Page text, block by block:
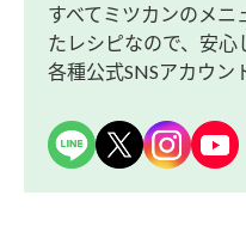
すべてミツカンのメ
たレシピなので、安心
各種公式SNSアカウン